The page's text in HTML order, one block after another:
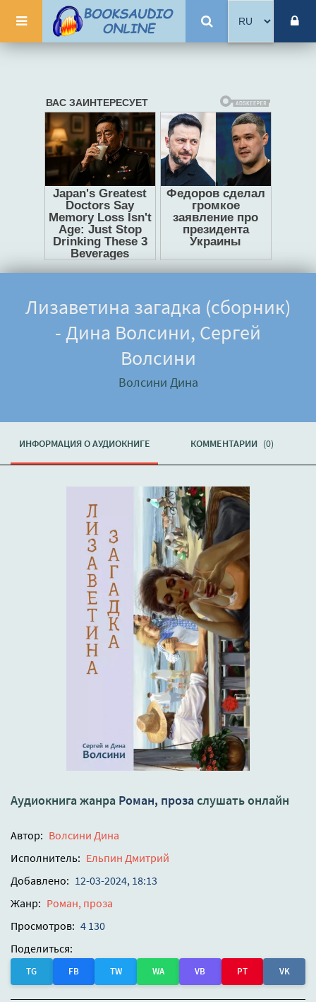
Лизаветина загадка (сборник)
- Дина Волсини, Сергей
Волсини
Волсини Дина
ИНФОРМАЦИЯ О АУДИОКНИГЕ КОММЕНТАРИИ (0)
Аудиокнига жанра Роман, прозаслушать онлайн
Автор: Волсини Дина
Исполнитель: Ельпин Дмитрий
Добавлено: 12-03-2024, 18:13
Жанр: Роман, проза
Просмотров: 4 130
Поделиться:
TG FB TW WA VB PT VK